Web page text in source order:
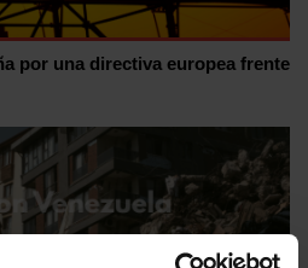
por una directiva europea frente